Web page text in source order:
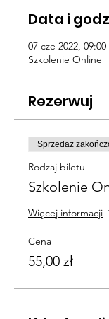
Data i
07 cze 2022, 09:00
Szkolenie Online
Rezerwuj
Sprzedaż
Rodzaj biletu
Szkolenie
Więcej informacji
Cena
55,00 zł